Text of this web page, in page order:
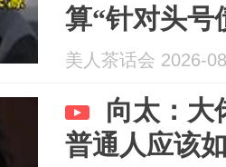
算“针对头号
美人茶话会 2026-
向太：大
普通人应该